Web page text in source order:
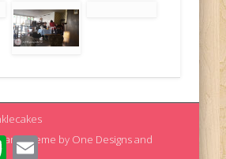
Theme by One Designsand
EvernoteEmail